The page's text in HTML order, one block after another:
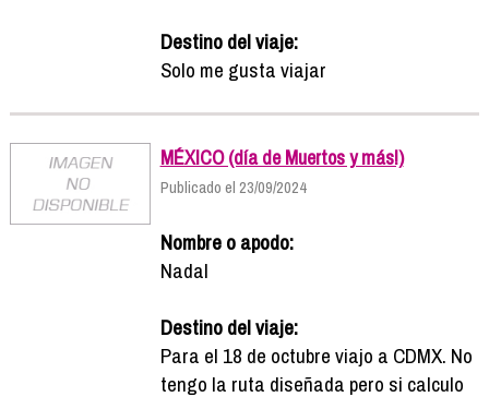
Destino del viaje:
Solo me gusta viajar
MÉXICO (día de Muertos y más!)
Publicado el 23/09/2024
Nombre o apodo:
Nadal
Destino del viaje:
Para el 18 de octubre viajo a CDMX. No
tengo la ruta diseñada pero si calculo